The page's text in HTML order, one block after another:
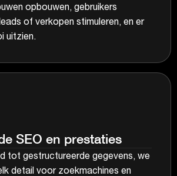
opbouwen, gebruikers
of verkopen stimuleren, en er
uitzien.
SEO en prestaties
tot gestructureerde gegevens, we
detail voor zoekmachines en